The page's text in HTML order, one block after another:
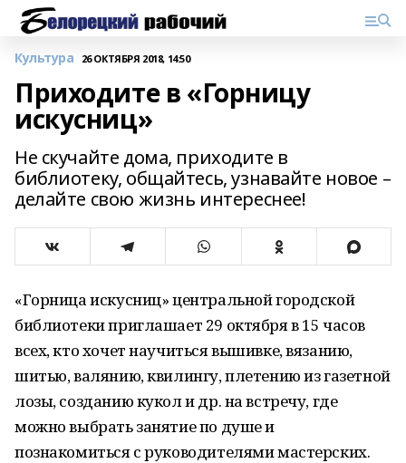
Культура 26 ОКТЯБРЯ 2018, 14:50
Приходите в «Горницу
искусниц»
Не скучайте дома, приходите в
библиотеку, общайтесь, узнавайте новое –
делайте свою жизнь интереснее!
«Горница искусниц» центральной городской
библиотеки приглашает 29 октября в 15 часов
всех, кто хочет научиться вышивке, вязанию,
шитью, валянию, квилингу, плетению из газетной
лозы, созданию кукол и др. на встречу, где
можно выбрать занятие по душе и
познакомиться с руководителями мастерских.